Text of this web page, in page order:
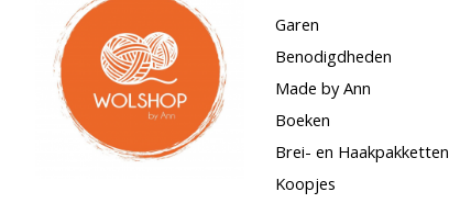
Garen
Benodigdheden
Made by Ann
Boeken
Brei- en Haakpakketten
Koopjes